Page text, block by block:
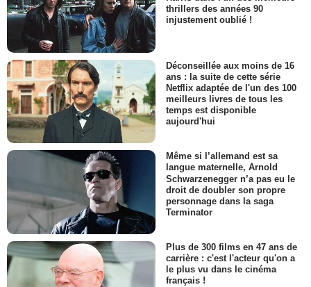
thrillers des années 90
injustement oublié !
Déconseillée aux moins de 16
ans : la suite de cette série
Netflix adaptée de l'un des 100
meilleurs livres de tous les
temps est disponible
aujourd'hui
Même si l’allemand est sa
langue maternelle, Arnold
Schwarzenegger n’a pas eu le
droit de doubler son propre
personnage dans la saga
Terminator
Plus de 300 films en 47 ans de
carrière : c'est l'acteur qu'on a
le plus vu dans le cinéma
français !